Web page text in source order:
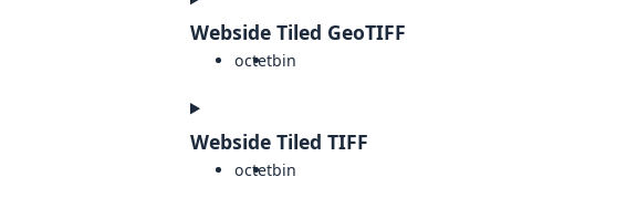
Webside Tiled GeoTIFF
octetbin
Webside Tiled TIFF
octetbin